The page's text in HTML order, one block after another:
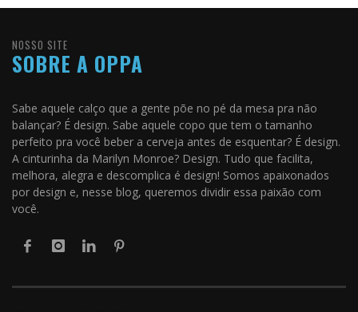
NOSSO SITE
SOBRE A OPPA
Sabe aquele calço que a gente põe no pé da mesa pra não
balançar? É design. Sabe aquele copo que tem o tamanho
perfeito pra você beber a cerveja antes de esquentar? É design.
A cinturinha da Marilyn Monroe? Design. Tudo que facilita,
melhora, alegra e descomplica é design! Somos apaixonados
por design e, nesse blog, queremos dividir essa paixão com
você.